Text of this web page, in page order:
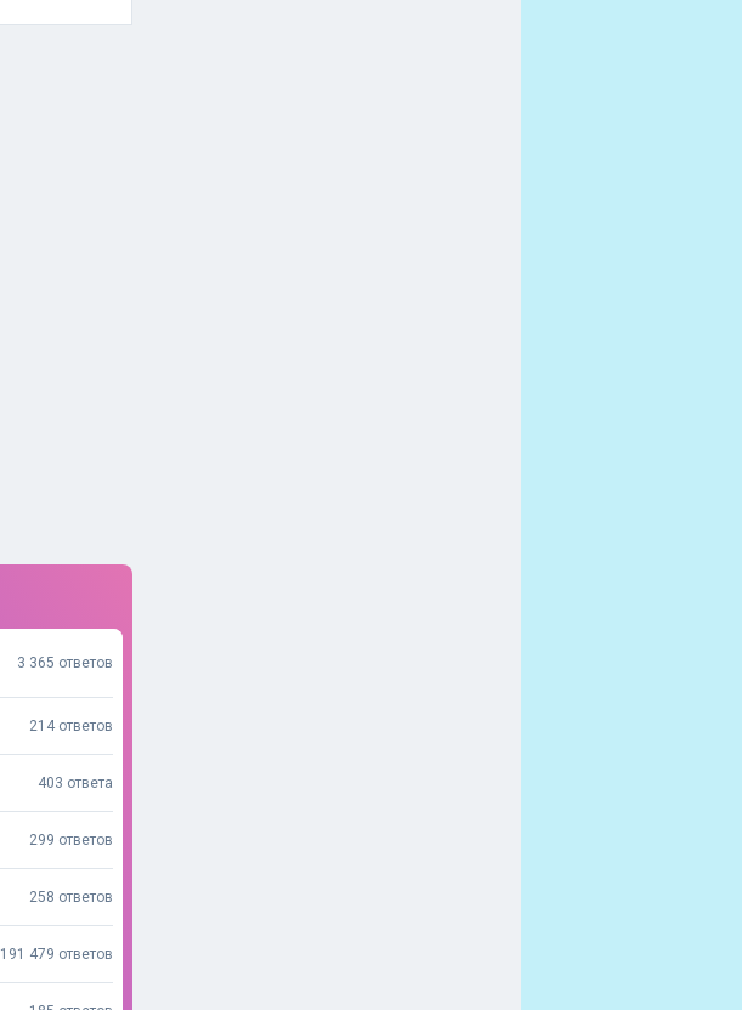
3 365 ответов
214 ответов
403 ответа
299 ответов
258 ответов
191 479 ответов